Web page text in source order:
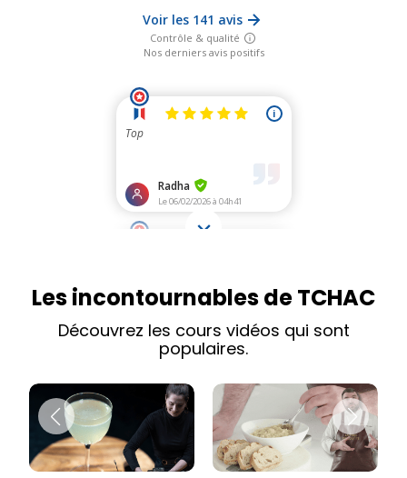
Les incontournables de TCHAC
Découvrez les cours vidéos qui sont
populaires.